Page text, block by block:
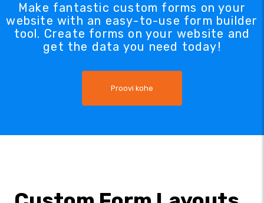
Make fantastic custom forms on your
website with an easy-to-use form builder
tool. Create forms on your website and
get the data you need today!
Proovi kohe